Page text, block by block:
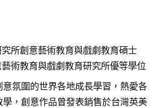
所創意藝術教育與戲劇教育碩士
術教育與戲劇教育研究所優等學位
氛圍的世界各地成長學習，熱愛各
，創意作品曾發表銷售於台灣英美